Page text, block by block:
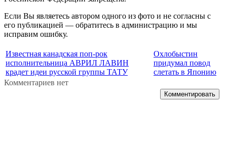
Если Вы являетесь автором одного из фото и не согласны с
его публикацией — обратитесь в администрацию и мы
исправим ошибку.
Известная канадская поп-рок
исполнительница АВРИЛ ЛАВИН
крадет идеи русской группы ТАТУ
Охлобыстин
придумал повод
слетать в Японию
Комментариев нет
Комментировать